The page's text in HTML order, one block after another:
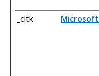
_cltk Microsoft